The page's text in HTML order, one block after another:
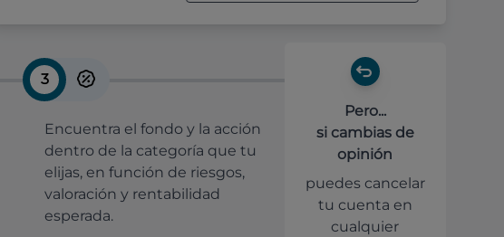
3
Encuentra el fondo y la acción
dentro de la categoría que tu
elijas, en función de riesgos,
valoración y rentabilidad
esperada.
Pero...
si cambias de
opinión
puedes cancelar
tu cuenta en
cualquier